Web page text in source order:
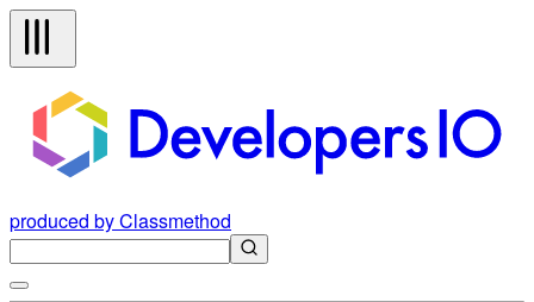
produced by Classmethod